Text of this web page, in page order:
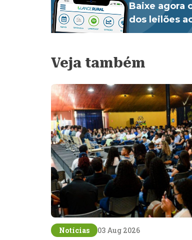
Baixe agora
dos leilões
Veja também
Notícias 03 Aug 2026